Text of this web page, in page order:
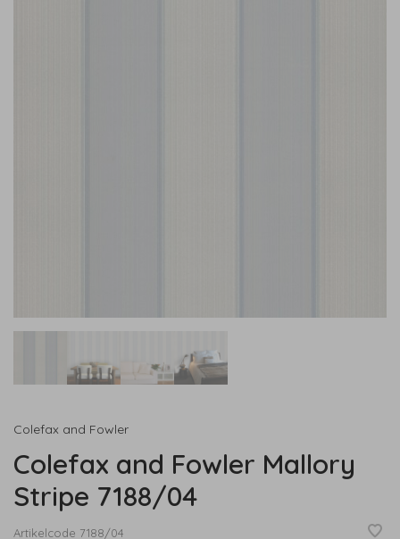
Colefax and Fowler
Colefax and Fowler Mallory
Stripe 7188/04
Artikelcode 7188/04